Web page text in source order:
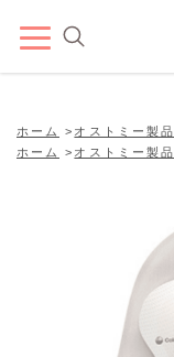
ホーム > オストミー製品
ホーム
> オストミー製品